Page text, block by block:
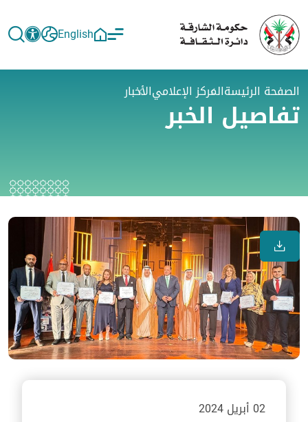
English
الصفحة الرئيسةالمركز الإعلاميالأخبار
تفاصيل الخبر
02 أبريل 2024